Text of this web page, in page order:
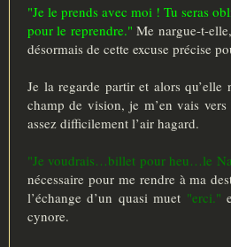
"Je le prends avec moi ! Tu seras
pour le reprendre." Me nargue-t-
désormais de cette excuse précise
Je la regarde partir et alors qu’elle
champ de vision, je m’en vais
assez difficilement l’air hagard.
"Je voudrais…billet pour heu…le
nécessaire pour me rendre à ma
l’échange d’un quasi muet "erci."
cynore.